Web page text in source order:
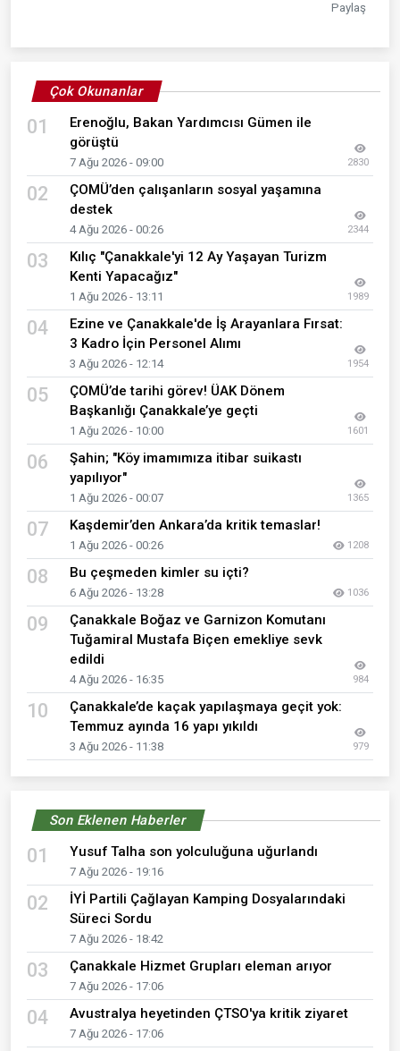
Paylaş
Çok Okunanlar
01
Erenoğlu, Bakan Yardımcısı Gümen ile
görüştü
7 Ağu 2026 - 09:00 2830
02
ÇOMÜ’den çalışanların sosyal yaşamına
destek
4 Ağu 2026 - 00:26 2344
03
Kılıç "Çanakkale'yi 12 Ay Yaşayan Turizm
Kenti Yapacağız"
1 Ağu 2026 - 13:11 1989
04
Ezine ve Çanakkale'de İş Arayanlara Fırsat:
3 Kadro İçin Personel Alımı
3 Ağu 2026 - 12:14 1954
05
ÇOMÜ’de tarihi görev! ÜAK Dönem
Başkanlığı Çanakkale’ye geçti
1 Ağu 2026 - 10:00 1601
06
Şahin; "Köy imamımıza itibar suikastı
yapılıyor"
1 Ağu 2026 - 00:07 1365
07 Kaşdemir’den Ankara’da kritik temaslar!
1 Ağu 2026 - 00:26 1208
08 Bu çeşmeden kimler su içti?
6 Ağu 2026 - 13:28 1036
09
Çanakkale Boğaz ve Garnizon Komutanı
Tuğamiral Mustafa Biçen emekliye sevk
edildi
4 Ağu 2026 - 16:35 984
10
Çanakkale’de kaçak yapılaşmaya geçit yok:
Temmuz ayında 16 yapı yıkıldı
3 Ağu 2026 - 11:38 979
Son Eklenen Haberler
01 Yusuf Talha son yolculuğuna uğurlandı
7 Ağu 2026 - 19:16
02
İYİ Partili Çağlayan Kamping Dosyalarındaki
Süreci Sordu
7 Ağu 2026 - 18:42
03 Çanakkale Hizmet Grupları eleman arıyor
7 Ağu 2026 - 17:06
04 Avustralya heyetinden ÇTSO'ya kritik ziyaret
7 Ağu 2026 - 17:06